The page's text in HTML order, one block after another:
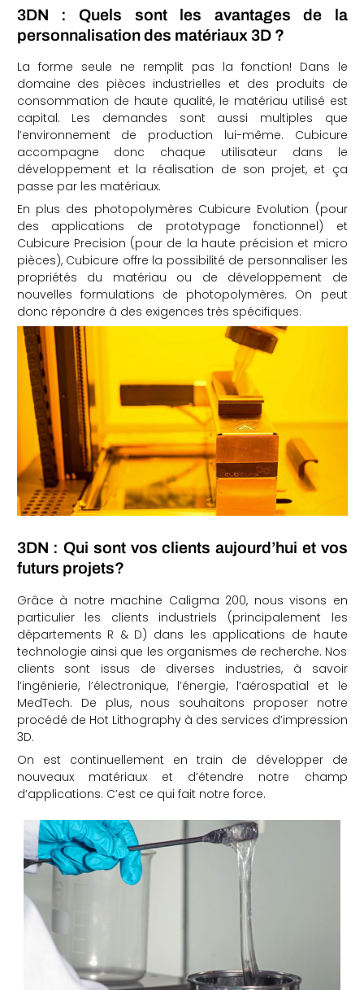
3DN : Quels sont les avantages de la
personnalisation des matériaux 3D ?
La forme seule ne remplit pas la fonction! Dans le
domaine des pièces industrielles et des produits de
consommation de haute qualité, le matériau utilisé est
capital. Les demandes sont aussi multiples que
l’environnement de production lui-même. Cubicure
accompagne donc chaque utilisateur dans le
développement et la réalisation de son projet, et ça
passe par les matériaux.
En plus des photopolymères Cubicure Evolution (pour
des applications de prototypage fonctionnel) et
Cubicure Precision (pour de la haute précision et micro
pièces), Cubicure offre la possibilité de personnaliser les
propriétés du matériau ou de développement de
nouvelles formulations de photopolymères. On peut
donc répondre à des exigences très spécifiques.
3DN : Qui sont vos clients aujourd’hui et vos
futurs projets?
Grâce à notre machine Caligma 200, nous visons en
particulier les clients industriels (principalement les
départements R & D) dans les applications de haute
technologie ainsi que les organismes de recherche. Nos
clients sont issus de diverses industries, à savoir
l’ingénierie, l’électronique, l’énergie, l’aérospatial et le
MedTech. De plus, nous souhaitons proposer notre
procédé de Hot Lithography à des services d’impression
3D.
On est continuellement en train de développer de
nouveaux matériaux et d’étendre notre champ
d’applications. C’est ce qui fait notre force.